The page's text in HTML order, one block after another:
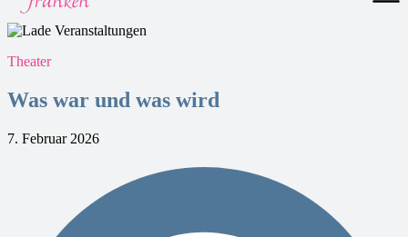
Theater
Was war und was wird
7. Februar 2026